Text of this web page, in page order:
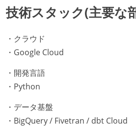
技術スタック(主要な
・クラウド
・Google Cloud
・開発言語
・Python
・データ基盤
・BigQuery / Fivetran / dbt Cloud